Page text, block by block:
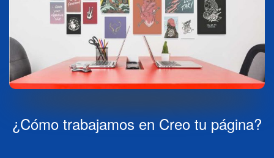
¿Cómo trabajamos en Creo tu página?